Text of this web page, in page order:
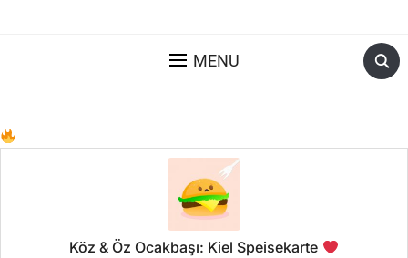
MENU
Köz & Öz Ocakbaşı: Kiel Speisekarte